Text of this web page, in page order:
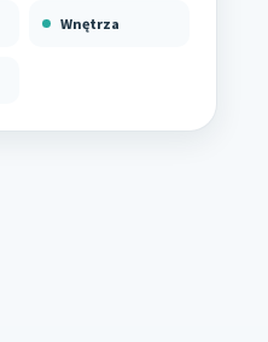
Wnętrza